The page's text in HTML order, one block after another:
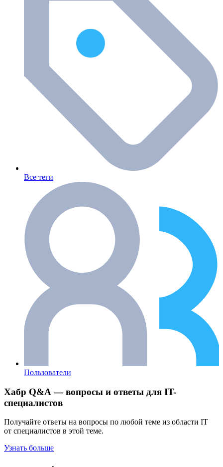
Все теги
Пользователи
Хабр Q&A — вопросы и ответы для IT-
специалистов
Получайте ответы на вопросы по любой теме из области IT
от специалистов в этой теме.
Узнать больше